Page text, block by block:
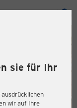
sie für Ihr
wir auf Ihre